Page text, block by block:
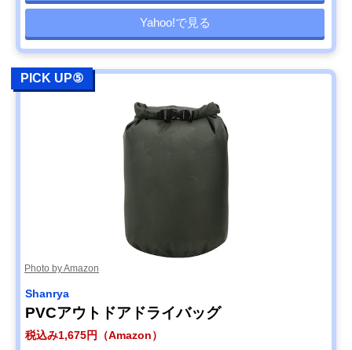
Yahoo!で見る
PICK UP⑤
Photo by Amazon
Shanrya
PVCアウトドアドライバッグ
税込み1,675円（Amazon）